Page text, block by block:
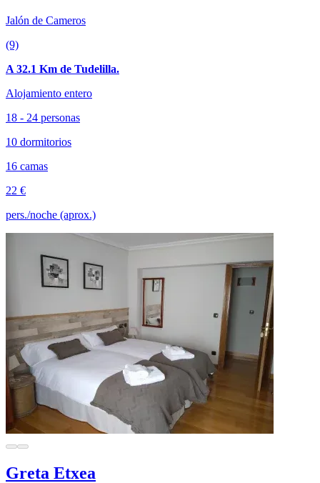
Jalón de Cameros
(9)
A 32.1 Km de Tudelilla.
Alojamiento entero
18 - 24 personas
10 dormitorios
16 camas
22 €
pers./noche (aprox.)
Greta Etxea